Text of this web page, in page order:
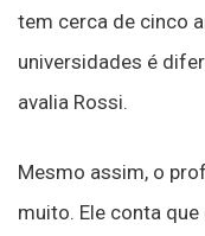
tem cerca de cinco
universidades é
avalia Rossi.
Mesmo assim, o
muito. Ele conta